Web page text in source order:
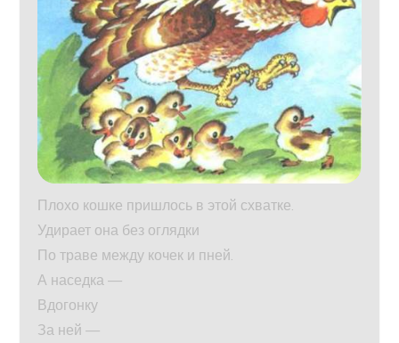
Плохо кошке пришлось в этой схватке.
Удирает она без оглядки
По траве между кочек и пней.
А наседка —
Вдогонку
За ней —